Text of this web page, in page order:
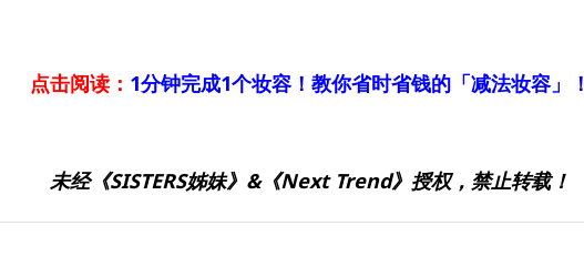
点击阅读： 1分钟完成1个妆容！教你省时省钱的「减法妆容」！
未经《SISTERS姊妹》&《Next Trend》授权，禁止转载！